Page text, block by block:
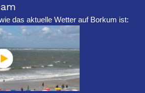
das aktuelle Wetter auf Borkum ist: